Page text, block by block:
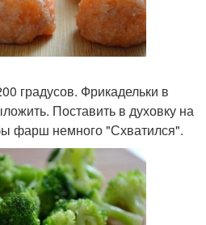
градусов. Фрикадельки в
Поставить в духовку на
фарш немного "Схватился".